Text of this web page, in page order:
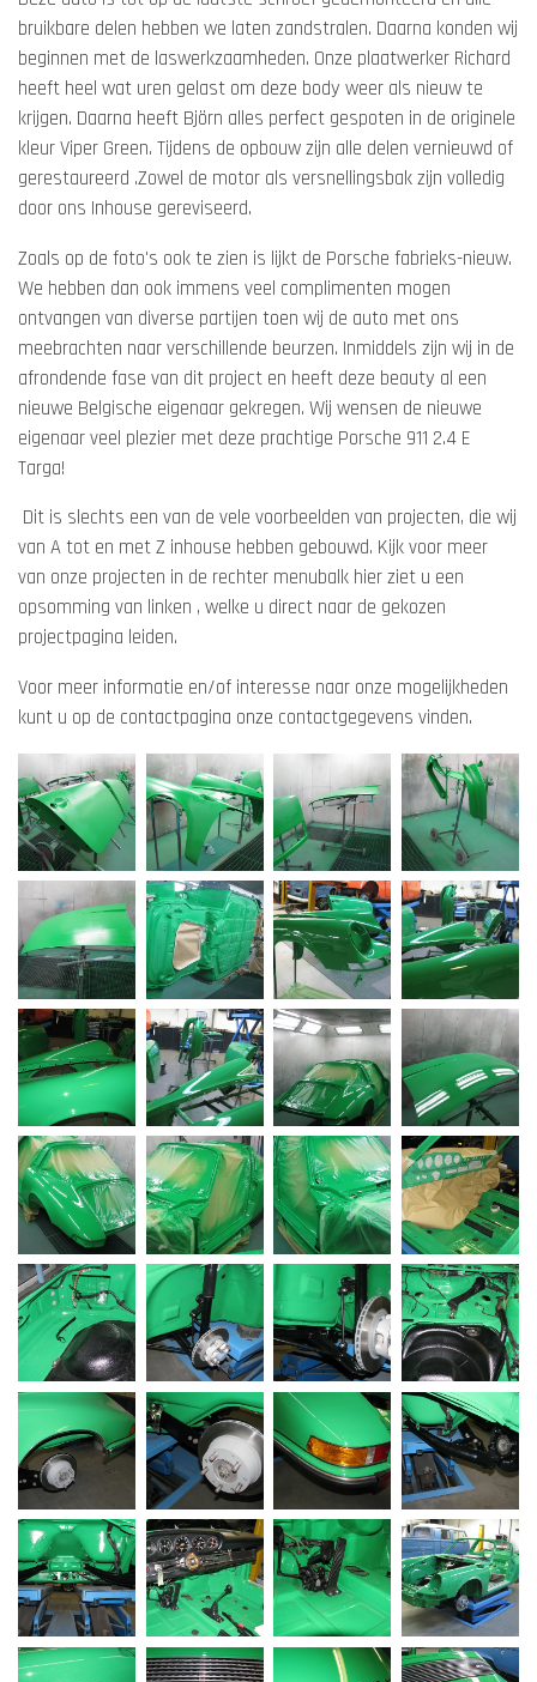
bruikbare delen hebben we laten zandstralen. Daarna konden wij
beginnen met de laswerkzaamheden. Onze plaatwerker Richard
heeft heel wat uren gelast om deze body weer als nieuw te
krijgen. Daarna heeft Björn alles perfect gespoten in de originele
kleur Viper Green. Tijdens de opbouw zijn alle delen vernieuwd of
gerestaureerd .Zowel de motor als versnellingsbak zijn volledig
door ons Inhouse gereviseerd.
Zoals op de foto's ook te zien is lijkt de Porsche fabrieks-nieuw.
We hebben dan ook immens veel complimenten mogen
ontvangen van diverse partijen toen wij de auto met ons
meebrachten naar verschillende beurzen. Inmiddels zijn wij in de
afrondende fase van dit project en heeft deze beauty al een
nieuwe Belgische eigenaar gekregen. Wij wensen de nieuwe
eigenaar veel plezier met deze prachtige Porsche 911 2.4 E
Targa!
Dit is slechts een van de vele voorbeelden van projecten, die wij
van A tot en met Z inhouse hebben gebouwd. Kijk voor meer
van onze projecten in de rechter menubalk hier ziet u een
opsomming van linken , welke u direct naar de gekozen
projectpagina leiden.
Voor meer informatie en/of interesse naar onze mogelijkheden
kunt u op de contactpagina onze contactgegevens vinden.